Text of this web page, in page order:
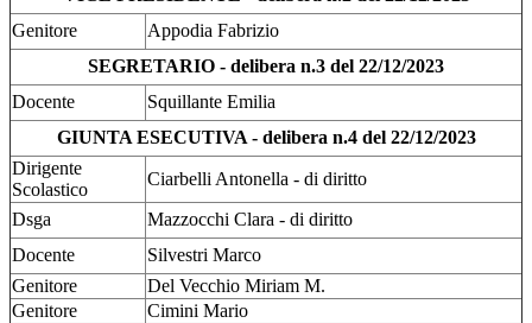
Genitore
Appodia Fabrizio
SEGRETARIO - delibera n.3 del 22/12/2023
Docente
Squillante Emilia
GIUNTA ESECUTIVA - delibera n.4 del 22/12/2023
Dirigente
Scolastico
Ciarbelli Antonella - di diritto
Dsga
Mazzocchi Clara - di diritto
Docente
Silvestri Marco
Genitore
Del Vecchio Miriam M.
Genitore
Cimini Mario